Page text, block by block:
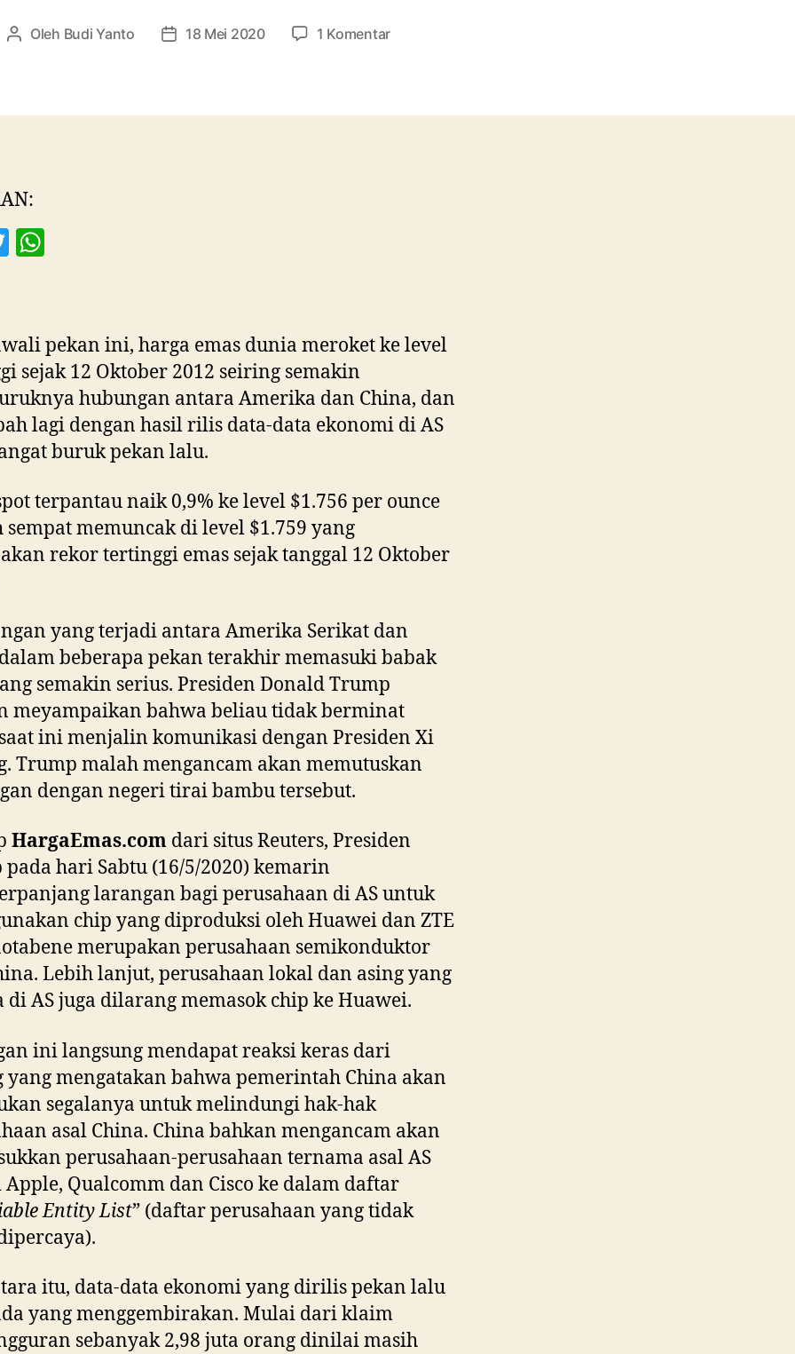
Penulis
Oleh Budi Yanto
Tanggal
18 Mei 2020 1 Komentarpada
Tegang,
T
er
A
p
p
pekan ini, harga emas dunia meroket ke level
sejak 12 Oktober 2012 seiring semakin
hubungan antara Amerika dan China, dan
lagi dengan hasil rilis data-data ekonomi di AS
buruk pekan lalu.
terpantau naik 0,9% ke level $1.756 per ounce
sempat memuncak di level $1.759 yang
rekor tertinggi emas sejak tanggal 12 Oktober
yang terjadi antara Amerika Serikat dan
beberapa pekan terakhir memasuki babak
semakin serius. Presiden Donald Trump
meyampaikan bahwa beliau tidak berminat
ini menjalin komunikasi dengan Presiden Xi
Trump malah mengancam akan memutuskan
dengan negeri tirai bambu tersebut.
HargaEmas.com dari situs Reuters, Presiden
hari Sabtu (16/5/2020) kemarin
larangan bagi perusahaan di AS untuk
chip yang diproduksi oleh Huawei dan ZTE
merupakan perusahaan semikonduktor
Lebih lanjut, perusahaan lokal dan asing yang
di AS juga dilarang memasok chip ke Huawei.
ini langsung mendapat reaksi keras dari
yang mengatakan bahwa pemerintah China akan
segalanya untuk melindungi hak-hak
asal China. China bahkan mengancam akan
perusahaan-perusahaan ternama asal AS
Apple, Qualcomm dan Cisco ke dalam daftar
Entity List” (daftar perusahaan yang tidak
itu, data-data ekonomi yang dirilis pekan lalu
yang menggembirakan. Mulai dari klaim
sebanyak 2,98 juta orang dinilai masih